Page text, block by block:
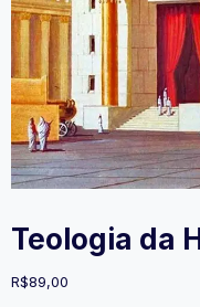
Teologia da
R$89,00